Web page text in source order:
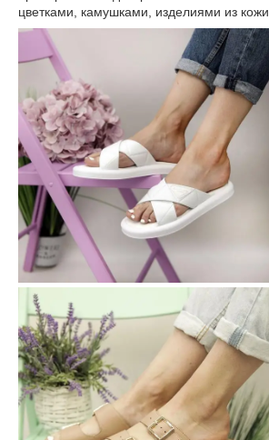
цветками, камушками, изделиями из кожи.